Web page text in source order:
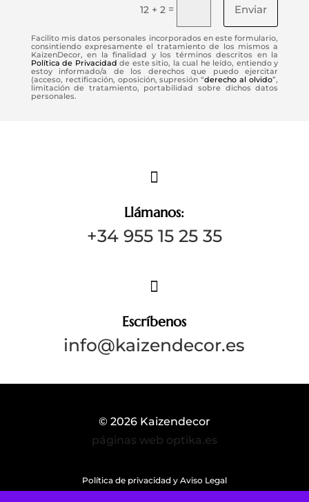
12 + 2 = Enviar
Facilito mis datos personales incorporados en este formulario,
consintiendo expresamente el tratamiento de los mismos a
KaizenDecor, en la finalidad y los términos descritos en la
Política de Privacidad de este sitio, la cual he leído, entiendo y
estoy informado/a de los derechos que puedo ejercitar
(acceso, rectificación, oposición, supresión “derecho al olvido”,
limitación de tratamiento, portabilidad sobre dichos datos
personales.

Llámanos:
+34 955 15 25 35

Escríbenos
info@kaizendecor.es
© 2026 Kaizendecor
páginas web optika.es
Política de privacidad y Aviso Legal